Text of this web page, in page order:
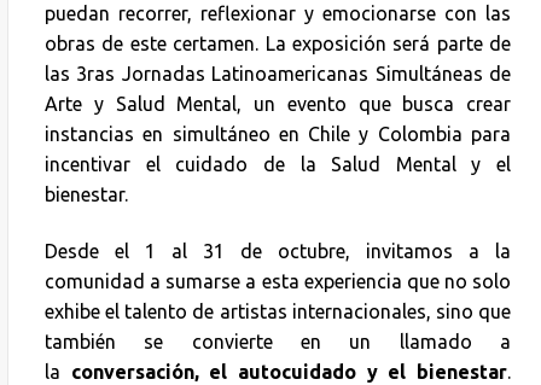
puedan recorrer, reflexionar y emocionarse con las
obras de este certamen. La exposición será parte de
las 3ras Jornadas Latinoamericanas Simultáneas de
Arte y Salud Mental, un evento que busca crear
instancias en simultáneo en Chile y Colombia para
incentivar el cuidado de la Salud Mental y el
bienestar.
Desde el 1 al 31 de octubre, invitamos a la
comunidad a sumarse a esta experiencia que no solo
exhibe el talento de artistas internacionales, sino que
también se convierte en un llamado a
la conversación, el autocuidado y el bienestar.